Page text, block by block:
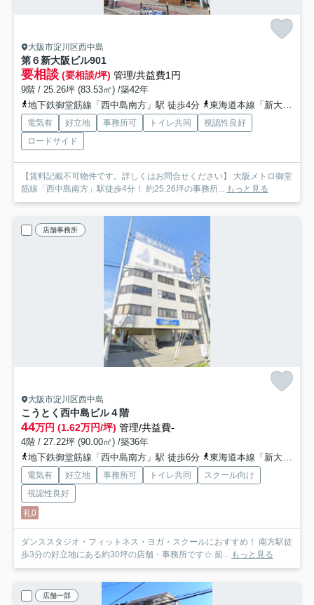
大阪市淀川区西中島
第６新大阪ビル901
要相談 (要相談/坪) 管理/共益費1円
9階 / 25.26坪 (83.53㎡) /築42年
地下鉄御堂筋線「西中島南方」駅 徒歩4分
東海道本線「新大阪」駅 徒歩12分
電気有 好立地 事務所可 トイレ共同
視認性良好
ロードサイド
【賃料記載不可物件です。詳しくはお問合せください】 大阪メトロ御堂
筋線「西中島南方」駅徒歩4分！ 約25.26坪の事務所... もっと見る
店舗事務所
大阪市淀川区西中島
こうとく西中島ビル４階
44万円 (1.62万円/坪) 管理/共益費-
4階 / 27.22坪 (90.00㎡) /築36年
地下鉄御堂筋線「西中島南方」駅 徒歩6分
東海道本線「新大阪」駅 徒歩16分
電気有 好立地 事務所可 トイレ共同
スクール向け
視認性良好
礼0
ダンススタジオ・フィットネス・ヨガ・スクールにおすすめ！ 南方駅徒
歩3分の好立地にある約30坪の店舗・事務所です☆ 前... もっと見る
店舗一部